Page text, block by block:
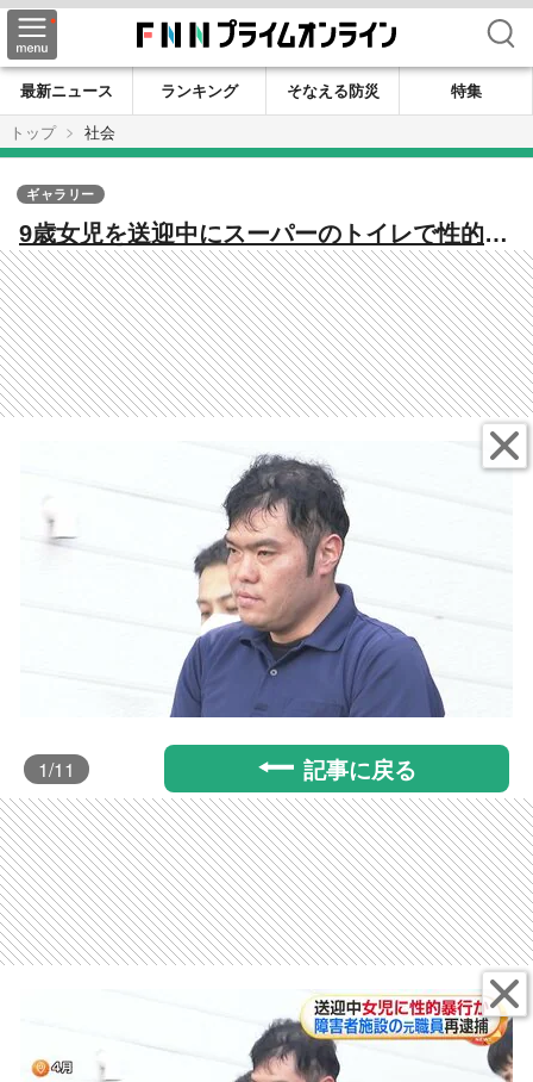
検索
最新ニュース ランキング そなえる防災
特集
トップ
社会
9歳女児を送迎中にスーパーのトイレで性的暴
行…障害者施設元職員(46)を再逮捕 別の女児
にわいせつ容疑で2回逮捕・起訴
ギャラリー
1/11 記事に戻る